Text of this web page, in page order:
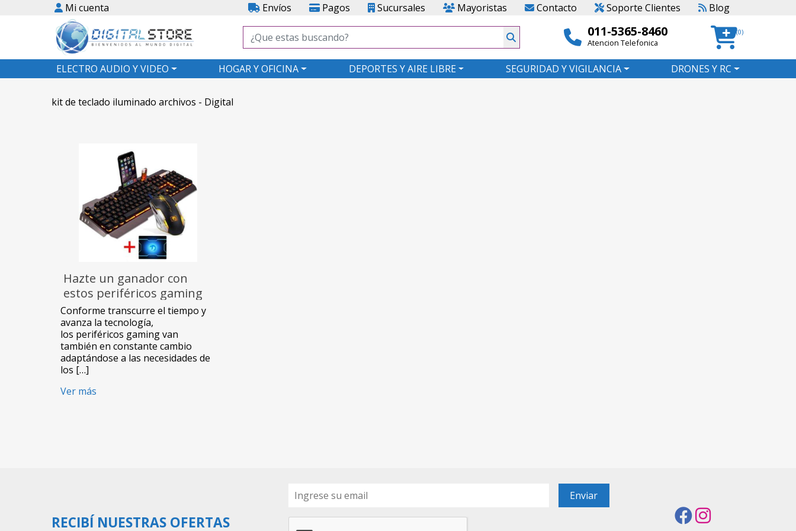
Mi cuenta Envíos Pagos Sucursales Mayoristas Contacto Soporte Clientes Blog
011-5365-8460
Atencion Telefonica
(0)
ELECTRO AUDIO Y VIDEO HOGAR Y OFICINA DEPORTES Y AIRE LIBRE SEGURIDAD Y VIGILANCIA DRONES Y RC
kit de teclado iluminado archivos - Digital
Hazte un ganador con
estos periféricos gaming
de NewVision
Conforme transcurre el tiempo y
avanza la tecnología,
los periféricos gaming van
también en constante cambio
adaptándose a las necesidades de
los […]
Ver más
RECIBÍ NUESTRAS OFERTAS